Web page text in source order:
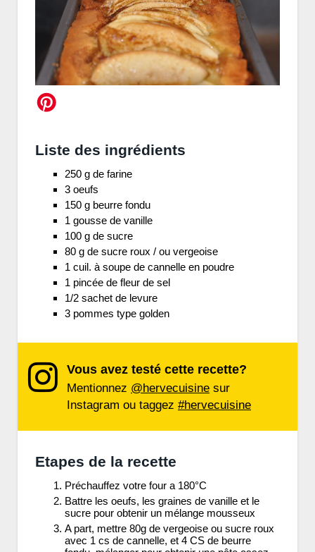
Liste des ingrédients
250 g de farine
3 oeufs
150 g beurre fondu
1 gousse de vanille
100 g de sucre
80 g de sucre roux / ou vergeoise
1 cuil. à soupe de cannelle en poudre
1 pincée de fleur de sel
1/2 sachet de levure
3 pommes type golden
Vous avez testé cette recette?
Mentionnez @hervecuisine sur
Instagram ou taggez #hervecuisine
Etapes de la recette
Préchauffez votre four a 180°C
Battre les oeufs, les graines de vanille et le
sucre pour obtenir un mélange mousseux
A part, mettre 80g de vergeoise ou sucre roux
avec 1 cs de cannelle, et 4 CS de beurre